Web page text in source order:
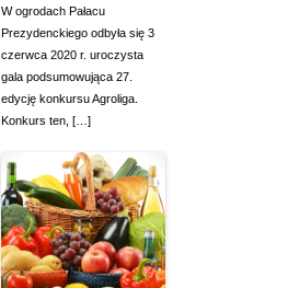
W ogrodach Pałacu
Prezydenckiego odbyła się 3
czerwca 2020 r. uroczysta
gala podsumowująca 27.
edycję konkursu Agroliga.
Konkurs ten, […]